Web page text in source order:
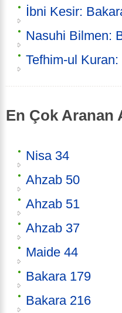
İbni Kesir:
Nasuhi Bilmen:
Tefhim-ul
En Çok Aranan
Nisa 34
Ahzab 50
Ahzab 51
Ahzab 37
Maide 44
Bakara 179
Bakara 216